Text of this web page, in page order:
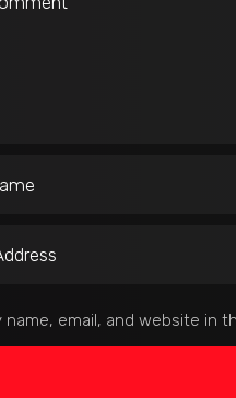
name, email, and website in